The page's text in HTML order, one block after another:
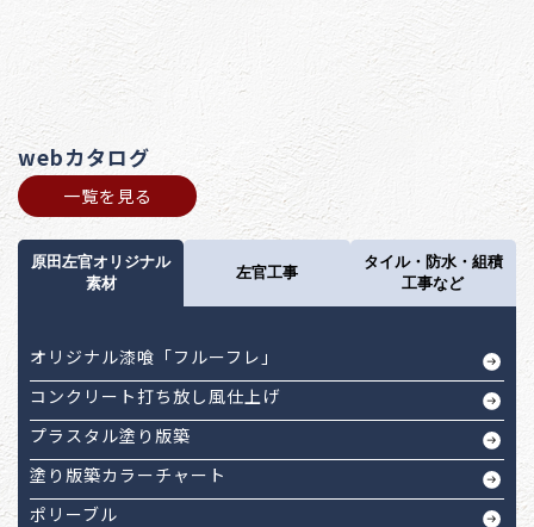
webカタログ
一覧を見る
原田左官オリジナル
素材
左官工事
タイル・防水・組積
工事など
オリジナル漆喰「フルーフレ」
コンクリート打ち放し風仕上げ
プラスタル塗り版築
塗り版築カラーチャート
ポリーブル